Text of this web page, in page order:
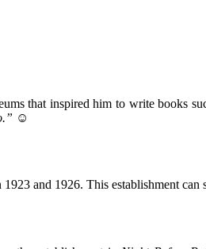
that inspired him to write books
☺
and 1926. This establishment